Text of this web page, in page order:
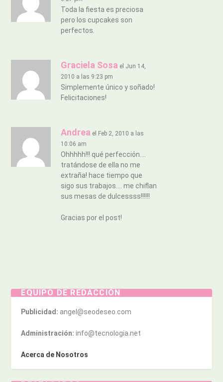
Toda la fiesta es preciosa
pero los cupcakes son
perfectos.
Graciela Sosa el Jun 14,
2010 a las 9:23 pm
Simplemente único y soñado!
Felicitaciones!
Andrea el Feb 2, 2010 a las
10:06 am
Ohhhhh!!! qué perfección….
tratándose de ella no me
extraña! hace tiempo que
sigo sus trabajos…. me chiflan
sus mesas de dulcessss!!!!!!
Gracias por el post!
EQUIPO DE REDACCIÓN
Publicidad: angel@seodeseo.com
Administración: info@tecnologia.net
Acerca de Nosotros